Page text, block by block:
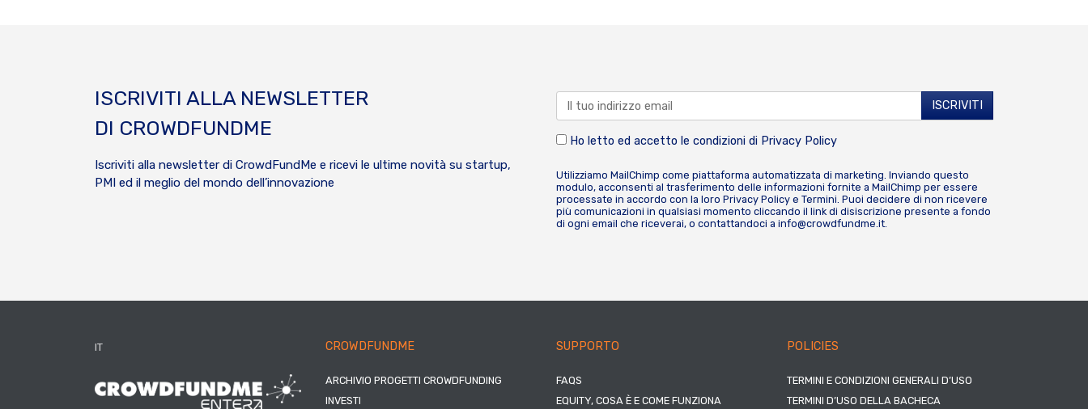
ISCRIVITI ALLA NEWSLETTER
DI CROWDFUNDME
Iscriviti alla newsletter di CrowdFundMe e ricevi le ultime novità su startup,
PMI ed il meglio del mondo dell’innovazione
Ho letto ed accetto le condizioni di Privacy Policy
Utilizziamo MailChimp come piattaforma automatizzata di marketing. Inviando questo
modulo, acconsenti al trasferimento delle informazioni fornite a MailChimp per essere
processate in accordo con la loro Privacy Policy e Termini. Puoi decidere di non ricevere
più comunicazioni in qualsiasi momento cliccando il link di disiscrizione presente a fondo
di ogni email che riceverai, o contattandoci a info@crowdfundme.it.
IT CROWDFUNDME
ARCHIVIO PROGETTI CROWDFUNDING
INVESTI
SUPPORTO
FAQS
EQUITY, COSA È E COME FUNZIONA
POLICIES
TERMINI E CONDIZIONI GENERALI D’USO
TERMINI D’USO DELLA BACHECA